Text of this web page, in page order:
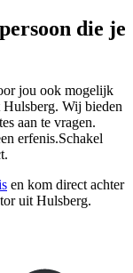
die je
jou ook mogelijk
Wij bieden
aan te vragen.
erfenis.Schakel
en kom direct achter
uit Hulsberg.